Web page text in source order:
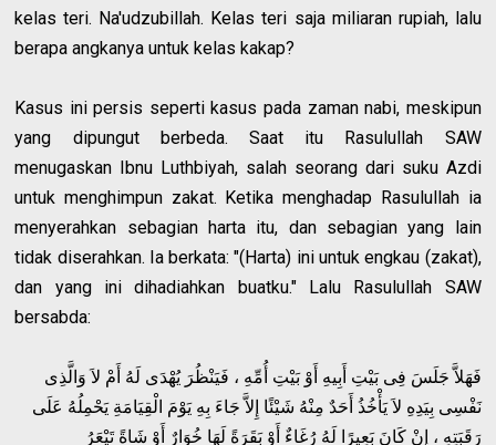
kelas teri. Na'udzubillah. Kelas teri saja miliaran rupiah, lalu
berapa angkanya untuk kelas kakap?
Kasus ini persis seperti kasus pada zaman nabi, meskipun
yang dipungut berbeda. Saat itu Rasulullah SAW
menugaskan Ibnu Luthbiyah, salah seorang dari suku Azdi
untuk menghimpun zakat. Ketika menghadap Rasulullah ia
menyerahkan sebagian harta itu, dan sebagian yang lain
tidak diserahkan. Ia berkata: "(Harta) ini untuk engkau (zakat),
dan yang ini dihadiahkan buatku." Lalu Rasulullah SAW
bersabda:
فَهَلاَّ جَلَسَ فِى بَيْتِ أَبِيهِ أَوْ بَيْتِ أُمِّهِ ، فَيَنْظُرَ يُهْدَى لَهُ أَمْ لاَ وَالَّذِى
نَفْسِى بِيَدِهِ لاَ يَأْخُذُ أَحَدٌ مِنْهُ شَيْئًا إِلاَّ جَاءَ بِهِ يَوْمَ الْقِيَامَةِ يَحْمِلُهُ عَلَى
رَقَبَتِهِ ، إِنْ كَانَ بَعِيرًا لَهُ رُغَاءٌ أَوْ بَقَرَةً لَهَا خُوَارٌ أَوْ شَاةً تَيْعَرُ